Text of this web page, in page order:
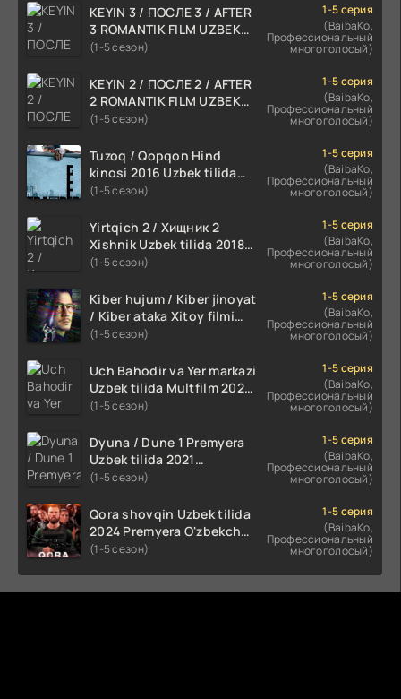
KEYIN 3 / ПОСЛЕ 3 / AFTER
3 ROMANTIK FILM UZBEK
TILIDA 2021 TARJIMA FILM
(1-5 сезон)
1-5 серия
(BaibaKo,
Профессиональный
многоголосый)
KEYIN 2 / ПОСЛЕ 2 / AFTER
2 ROMANTIK FILM UZBEK
TILIDA 2020 TARJIMA FILM
(1-5 сезон)
1-5 серия
(BaibaKo,
Профессиональный
многоголосый)
Tuzoq / Qopqon Hind
kinosi 2016 Uzbek tilida
tarjima film HD
(1-5 сезон)
1-5 серия
(BaibaKo,
Профессиональный
многоголосый)
Yirtqich 2 / Хищник 2
Xishnik Uzbek tilida 2018-
2024 O'zbekcha tarjima
(1-5 сезон)
1-5 серия
(BaibaKo,
Профессиональный
многоголосый)
Kiber hujum / Kiber jinoyat
/ Kiber ataka Xitoy filmi
Uzbek tilida O'zbekcha
HD skachat
(1-5 сезон)
1-5 серия
(BaibaKo,
Профессиональный
многоголосый)
Uch Bahodir va Yer markazi
Uzbek tilida Multfilm 2025
tarjima HD skachat
(1-5 сезон)
1-5 серия
(BaibaKo,
Профессиональный
многоголосый)
Dyuna / Dune 1 Premyera
Uzbek tilida 2021
O'zbekcha tarjima kino HD
(1-5 сезон)
1-5 серия
(BaibaKo,
Профессиональный
многоголосый)
Qora shovqin Uzbek tilida
2024 Premyera O'zbekcha
tarjima kino HD skachat
(1-5 сезон)
1-5 серия
(BaibaKo,
Профессиональный
многоголосый)